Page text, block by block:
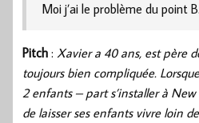
Moi j’ai le problème du point B.
Pitch : Xavier a 40 ans, est père
toujours bien compliquée.
2 enfants – part s’installer à
de laisser ses enfants vivre loin